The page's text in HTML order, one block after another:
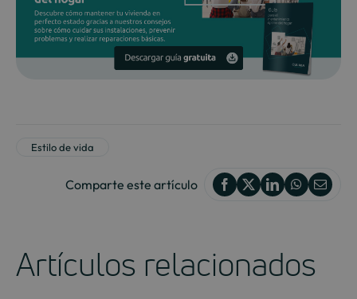
Estilo de vida
Comparte este artículo
Artículos relacionados